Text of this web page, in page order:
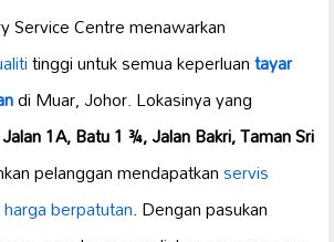
Service Centre menawarkan
tinggi untuk semua keperluantayar
di Muar, Johor. Lokasinya yang
1A, Batu 1 ¾, Jalan Bakri, Taman Sri
pelanggan mendapatkanservis
harga berpatutan. Dengan pasukan